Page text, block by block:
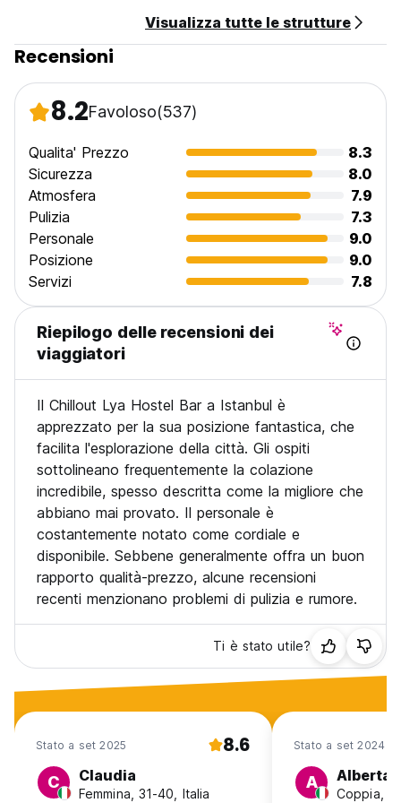
Biancheria da letto gratuita
Internet e Wifi gratuiti
Aria condizionata gratuita
Film gratuiti da guardare
Acqua potabile gratuita
Ferro da stiro gratuito
Asciugacapelli gratuito
Doccia e servizi igienici nella maggior parte delle camere
Aperto 24 ore (con sicurezza notturna)
Check in 13:00 check out 11:00 (Auto-translated from
original language)
Visualizza tutte le strutture
Recensioni
8.2Favoloso(537)
Qualita' Prezzo
8.3
Sicurezza
8.0
Atmosfera
7.9
Pulizia
7.3
Personale
9.0
Posizione
9.0
Servizi
7.8
Riepilogo delle recensioni dei
viaggiatori
Il Chillout Lya Hostel Bar a Istanbul è
apprezzato per la sua posizione fantastica, che
facilita l'esplorazione della città. Gli ospiti
sottolineano frequentemente la colazione
incredibile, spesso descritta come la migliore che
abbiano mai provato. Il personale è
costantemente notato come cordiale e
disponibile. Sebbene generalmente offra un buon
rapporto qualità-prezzo, alcune recensioni
recenti menzionano problemi di pulizia e rumore.
Ti è stato utile?
Stato a set 2025 8.6
C Claudia
Femmina, 31-40, Italia
Stato a set 2024
A Alberta
Coppia,